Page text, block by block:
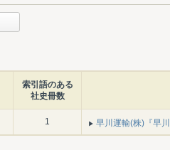
索引語のある
社史冊数
1 早川運輸(株)『早